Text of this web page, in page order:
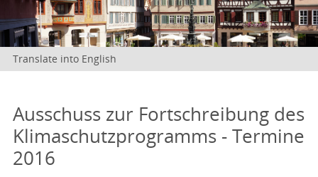
Translate into English
Ausschuss zur Fortschreibung des
Klimaschutzprogramms - Termine
2016